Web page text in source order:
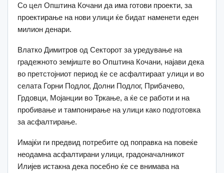
Со цел Општина Кочани да има готови проекти, за
проектирање на нови улици ќе бидат наменети еден
милион денари.
Влатко Димитров од Секторот за уредување на
градежното земјиште во Општина Кочани, најави дека
во претстојниот период ќе се асфалтираат улици и во
селата Горни Подлог, Долни Подлог, Прибачево,
Грдовци, Мојанции во Тркање, а ќе се работи и на
пробивање и тампонирање на улици како подготовка
за асфалтирање.
Имајќи ги предвид потребите од поправка на повеќе
неодамна асфалтирани улици, градоначалникот
Илијев истакна дека посебно ќе се внимава на